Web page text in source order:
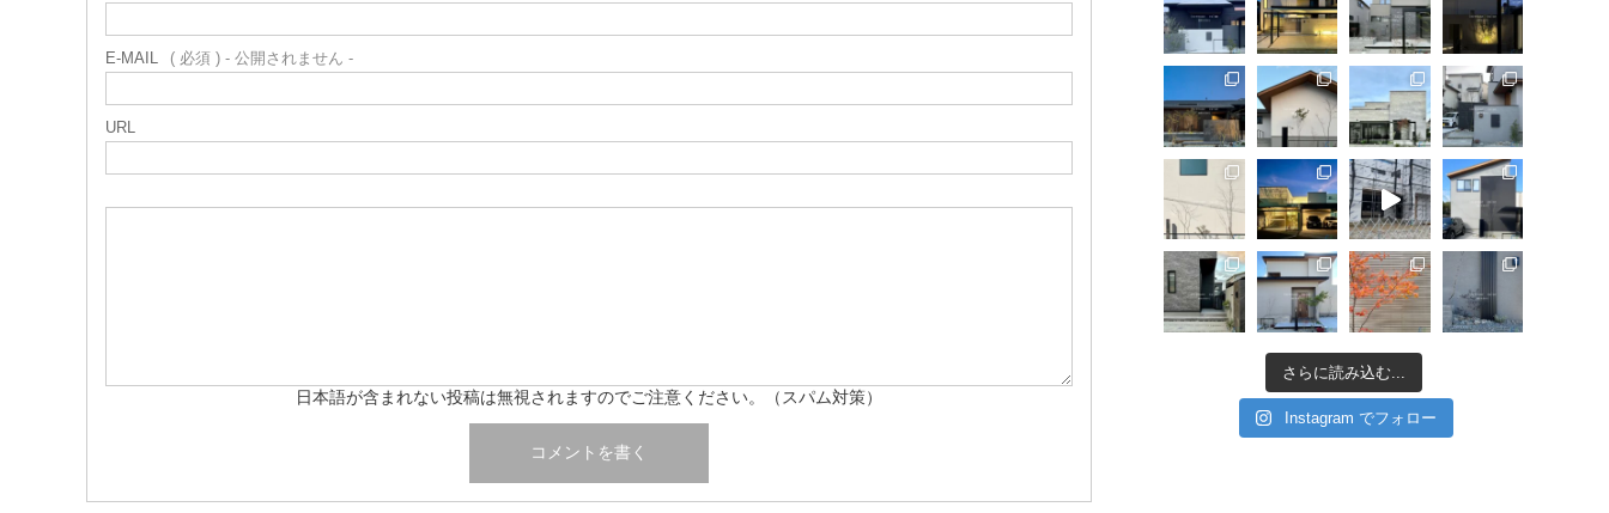
E-MAIL ( 必須 ) - 公開されません -
URL
日本語が含まれない投稿は無視されますのでご注意ください。（スパム対策）
さらに読み込む...
Instagram でフォロー